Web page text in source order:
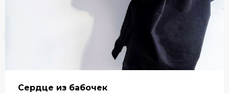
Сердце из бабочек